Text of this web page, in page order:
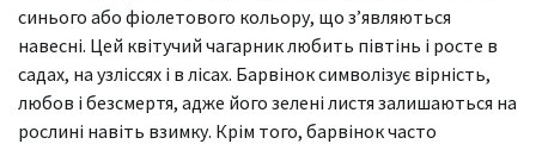
синього або фіолетового кольору, що з’являються
навесні. Цей квітучий чагарник любить півтінь і росте в
садах, на узліссях і в лісах. Барвінок символізує вірність,
любов і безсмертя, адже його зелені листя залишаються на
рослині навіть взимку. Крім того, барвінок часто